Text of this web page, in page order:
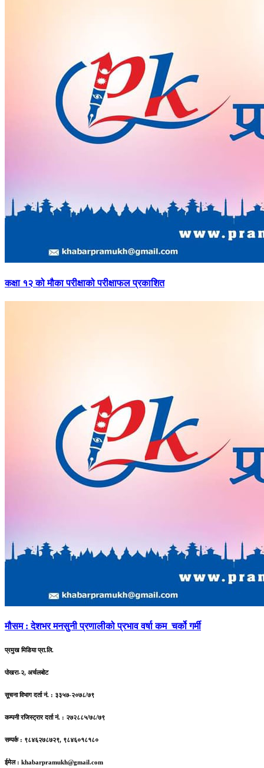
कक्षा१२ को मौका परीक्षाको परीक्षाफल प्रकाशित
मौसम: देशभर मनसुनी प्रणालीको प्रभाव वर्षा कम चर्को गर्मी
प्रमुख मिडिया प्रा.लि.
पोखरा-२, अर्चलबोट
सूचना विभाग दर्ता नं. : ३३५७-२०७८/७९
कम्पनी रजिस्ट्रार दर्ता नं. : २७२८८५/७८/७९
सम्पर्क : ९८४६२७८७२९, ९८४६०१८१८०
ईमेल : khabarpramukh@gmail.com